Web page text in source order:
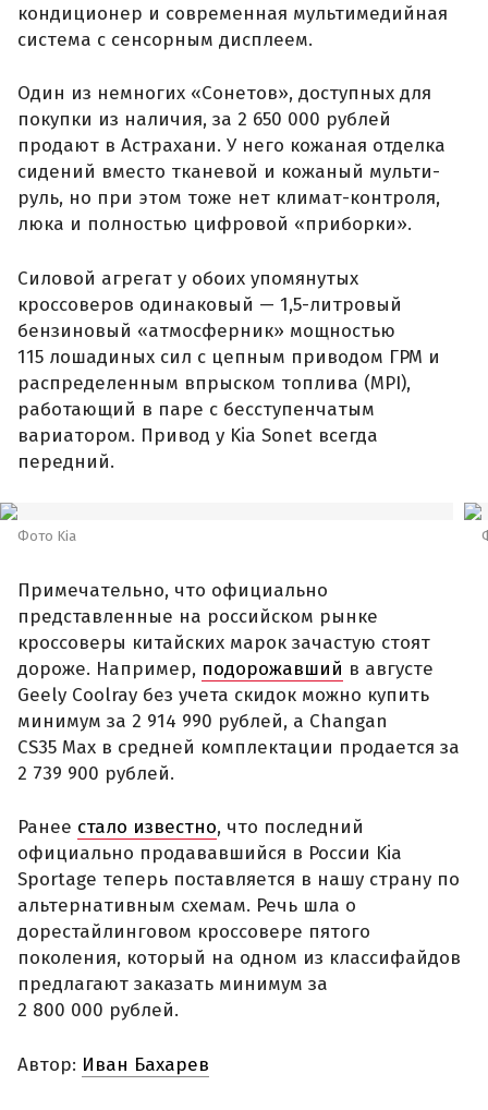
кондиционер и современная мультимедийная
система с сенсорным дисплеем.
Один из немногих «Сонетов», доступных для
покупки из наличия, за 2 650 000 рублей
продают в Астрахани. У него кожаная отделка
сидений вместо тканевой и кожаный мульти-
руль, но при этом тоже нет климат-контроля,
люка и полностью цифровой «приборки».
Силовой агрегат у обоих упомянутых
кроссоверов одинаковый — 1,5-литровый
бензиновый «атмосферник» мощностью
115 лошадиных сил с цепным приводом ГРМ и
распределенным впрыском топлива (MPI),
работающий в паре с бесступенчатым
вариатором. Привод у Kia Sonet всегда
передний.
Фото Kia
Примечательно, что официально
представленные на российском рынке
кроссоверы китайских марок зачастую стоят
дороже. Например, подорожавший в августе
Geely Coolray без учета скидок можно купить
минимум за 2 914 990 рублей, а Changan
CS35 Max в средней комплектации продается за
2 739 900 рублей.
Ранее стало известно, что последний
официально продававшийся в России Kia
Sportage теперь поставляется в нашу страну по
альтернативным схемам. Речь шла о
дорестайлинговом кроссовере пятого
поколения, который на одном из классифайдов
предлагают заказать минимум за
2 800 000 рублей.
Автор: Иван Бахарев